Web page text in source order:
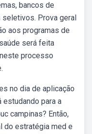
bancos de
Prova geral
aos programas de
será feita
processo
no dia de aplicação
estudando para a
campinas? Então,
do estratégia med e